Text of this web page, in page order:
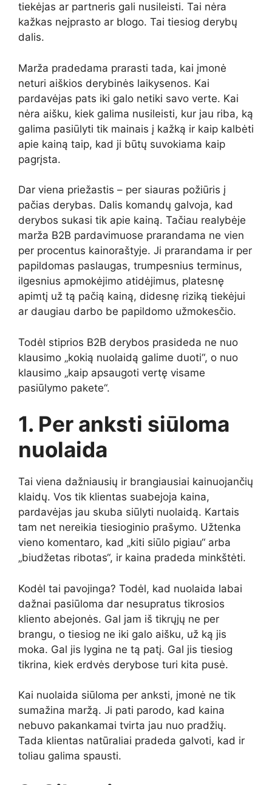
tiekėjas ar partneris gali nusileisti. Tai nėra
kažkas neįprasto ar blogo. Tai tiesiog derybų
dalis.
Marža pradedama prarasti tada, kai įmonė
neturi aiškios derybinės laikysenos. Kai
pardavėjas pats iki galo netiki savo verte. Kai
nėra aišku, kiek galima nusileisti, kur jau riba, ką
galima pasiūlyti tik mainais į kažką ir kaip kalbėti
apie kainą taip, kad ji būtų suvokiama kaip
pagrįsta.
Dar viena priežastis – per siauras požiūris į
pačias derybas. Dalis komandų galvoja, kad
derybos sukasi tik apie kainą. Tačiau realybėje
marža B2B pardavimuose prarandama ne vien
per procentus kainoraštyje. Ji prarandama ir per
papildomas paslaugas, trumpesnius terminus,
ilgesnius apmokėjimo atidėjimus, platesnę
apimtį už tą pačią kainą, didesnę riziką tiekėjui
ar daugiau darbo be papildomo užmokesčio.
Todėl stiprios B2B derybos prasideda ne nuo
klausimo „kokią nuolaidą galime duoti“, o nuo
klausimo „kaip apsaugoti vertę visame
pasiūlymo pakete“.
1. Per anksti siūloma
nuolaida
Tai viena dažniausių ir brangiausiai kainuojančių
klaidų. Vos tik klientas suabejoja kaina,
pardavėjas jau skuba siūlyti nuolaidą. Kartais
tam net nereikia tiesioginio prašymo. Užtenka
vieno komentaro, kad „kiti siūlo pigiau“ arba
„biudžetas ribotas“, ir kaina pradeda minkštėti.
Kodėl tai pavojinga? Todėl, kad nuolaida labai
dažnai pasiūloma dar nesupratus tikrosios
kliento abejonės. Gal jam iš tikrųjų ne per
brangu, o tiesiog ne iki galo aišku, už ką jis
moka. Gal jis lygina ne tą patį. Gal jis tiesiog
tikrina, kiek erdvės derybose turi kita pusė.
Kai nuolaida siūloma per anksti, įmonė ne tik
sumažina maržą. Ji pati parodo, kad kaina
nebuvo pakankamai tvirta jau nuo pradžių.
Tada klientas natūraliai pradeda galvoti, kad ir
toliau galima spausti.